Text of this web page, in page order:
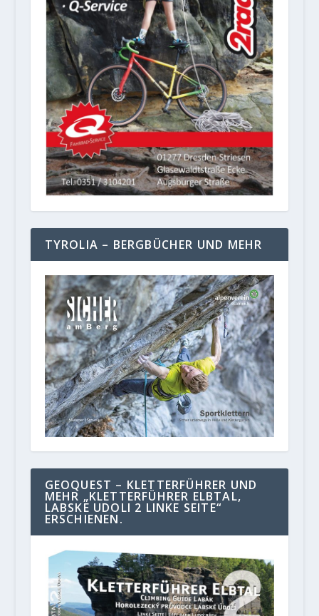
TYROLIA – BERGBÜCHER UND MEHR
GEOQUEST – KLETTERFÜHRER UND
MEHR „KLETTERFÜHRER ELBTAL,
LABSKE UDOLI 2 LINKE SEITE“
ERSCHIENEN.